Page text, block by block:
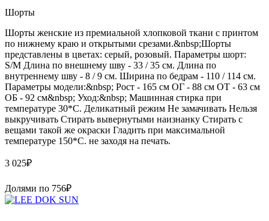
Шорты
Шорты женские из премиальной хлопковой ткани с принтом
по нижнему краю и открытыми срезами.&nbsp;Шорты
представлены в цветах: серый, розовый. Параметры шорт:
S/M Длина по внешнему шву - 33 / 35 см. Длина по
внутреннему шву - 8 / 9 см. Ширина по бедрам - 110 / 114 см.
Параметры модели:&nbsp; Рост - 165 см ОГ - 88 см ОТ - 63 см
ОБ - 92 см&nbsp; Уход:&nbsp; Машинная стирка при
температуре 30*С. Деликатный режим Не замачивать Нельзя
выкручивать Стирать вывернутыми наизнанку Стирать с
вещами такой же окраски Гладить при максимальной
температуре 150*С. не заходя на печать.
3 025₽
Долями по 756₽